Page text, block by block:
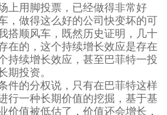
上用脚投票，已经做得非常好
，做得这么好的公司快变坏的可
搭顺风车，既然历史证明，几十
在的，这个持续增长效应是存在
持续增长效应，甚至巴菲特一投
期投资。
的分权说，只有在巴菲特这样
行一种长期价值的挖掘，基于基
价值被低估了，价值还会增长，